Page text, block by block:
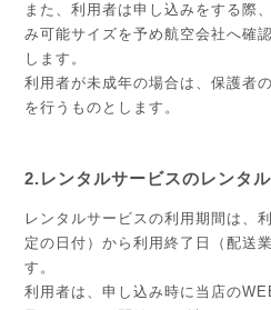
また、利用者は申し込みをする際
み可能サイズを予め航空会社へ確
します。
利用者が未成年の場合は、保護者
を行うものとします。
2.レンタルサービスのレンタ
レンタルサービスの利用期間は、
定の日付）から利用終了日（配送
す。
利用者は、申し込み時に当店の